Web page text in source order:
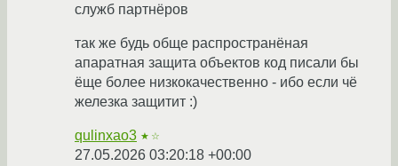
служб партнёров
так же будь обще распространёная
апаратная защита объектов код писали бы
ёще более низкокачественно - ибо если чё
железка защитит :)
qulinxao3 ★☆
27.05.2026 03:20:18 +00:00